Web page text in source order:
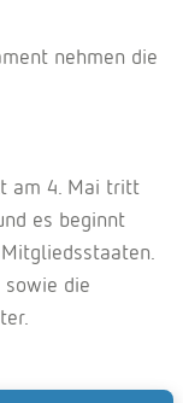
nehmen die
am 4. Mai tritt
es beginnt
sowie die